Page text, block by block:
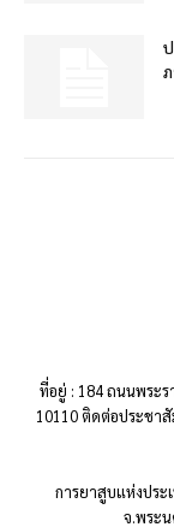
ที่อยู่ : 184 ถนนพระร
10110 ติดต่อประชา
การยาสูบแห่งประ
จ.พระน